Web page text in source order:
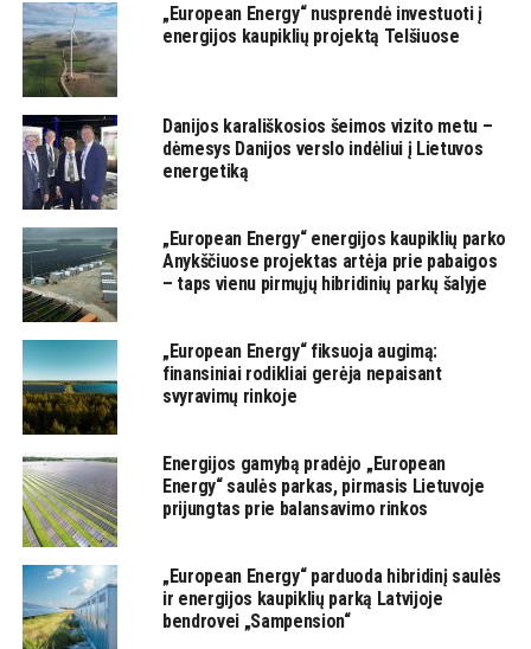
„European Energy“ nusprendė investuoti į
energijos kaupiklių projektą Telšiuose
Danijos karališkosios šeimos vizito metu –
dėmesys Danijos verslo indėliui į Lietuvos
energetiką
„European Energy“ energijos kaupiklių parko
Anykščiuose projektas artėja prie pabaigos
– taps vienu pirmųjų hibridinių parkų šalyje
„European Energy“ fiksuoja augimą:
finansiniai rodikliai gerėja nepaisant
svyravimų rinkoje
Energijos gamybą pradėjo „European
Energy“ saulės parkas, pirmasis Lietuvoje
prijungtas prie balansavimo rinkos
„European Energy“ parduoda hibridinį saulės
ir energijos kaupiklių parką Latvijoje
bendrovei „Sampension“